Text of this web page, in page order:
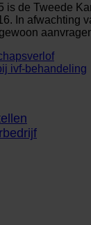
is de Tweede
In afwachting
ivf-behandeling